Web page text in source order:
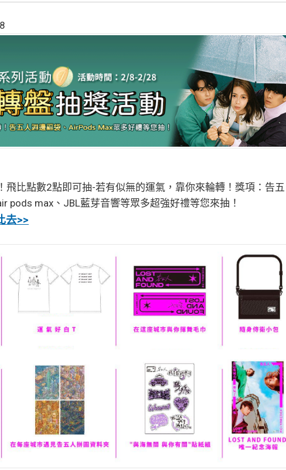
飛比點數2點即可抽-若有似無的運氣，靠你來輪轉！獎項：告五
pods max、JBL藍芽音響等眾多超強好禮等您來抽！
去>>